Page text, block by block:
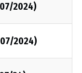
2024)
2024)